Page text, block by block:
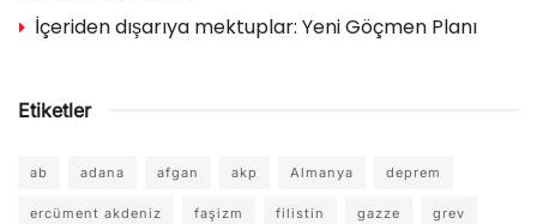
İçeriden dışarıya mektuplar: Yeni Göçmen Planı
Etiketler
ab adana afgan akp Almanya deprem
ercüment akdeniz faşizm filistin gazze grev